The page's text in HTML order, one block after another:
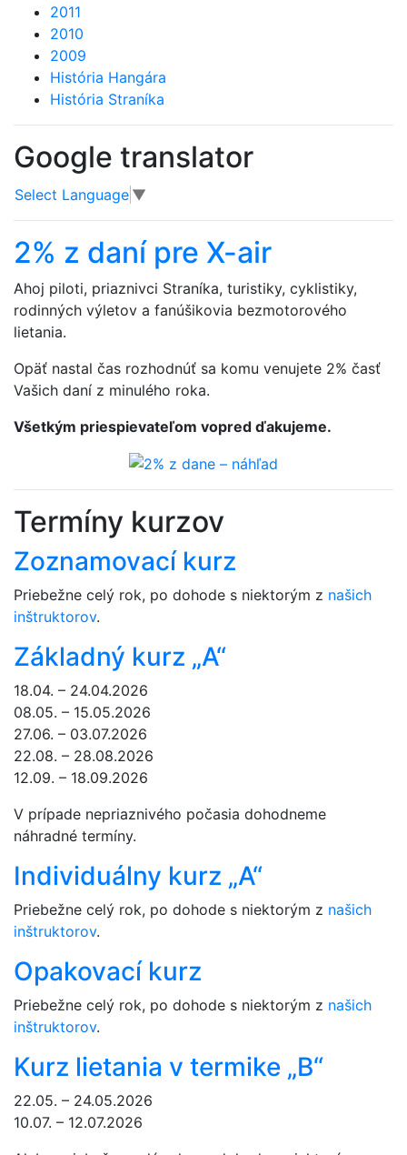
2011
2010
2009
História Hangára
História Straníka
Google translator
Select Language ▼
2% z daní pre X-air
Ahoj piloti, priaznivci Straníka, turistiky, cyklistiky,
rodinných výletov a fanúšikovia bezmotorového
lietania.
Opäť nastal čas rozhodnúť sa komu venujete 2% časť
Vašich daní z minulého roka.
Všetkým priespievateľom vopred ďakujeme.
Termíny kurzov
Zoznamovací kurz
Priebežne celý rok, po dohode s niektorým z našich
inštruktorov.
Základný kurz „A“
18.04. – 24.04.2026
08.05. – 15.05.2026
27.06. – 03.07.2026
22.08. – 28.08.2026
12.09. – 18.09.2026
V prípade nepriaznivého počasia dohodneme
náhradné termíny.
Individuálny kurz „A“
Priebežne celý rok, po dohode s niektorým z našich
inštruktorov.
Opakovací kurz
Priebežne celý rok, po dohode s niektorým z našich
inštruktorov.
Kurz lietania v termike „B“
22.05. – 24.05.2026
10.07. – 12.07.2026